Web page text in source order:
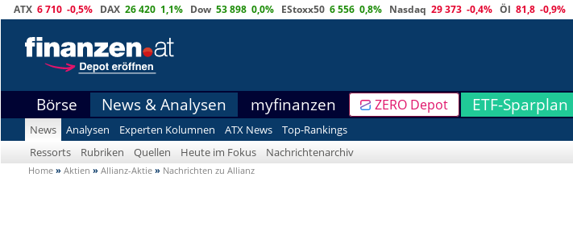
ATX 6 710 -0,5% DAX 26 420 1,1% Dow 53 898 0,0% EStoxx50 6 556 0,8% Nasdaq 29 373 -0,4% Öl 81,8 -0,9%
Börse News & Analysen myfinanzen ZERO Depot ETF-Sparplan
News Analysen Experten Kolumnen ATX News
Top-Rankings
Ressorts
Rubriken Quellen Heute im Fokus Nachrichtenarchiv
Home » Aktien » Allianz-Aktie » Nachrichten zu Allianz